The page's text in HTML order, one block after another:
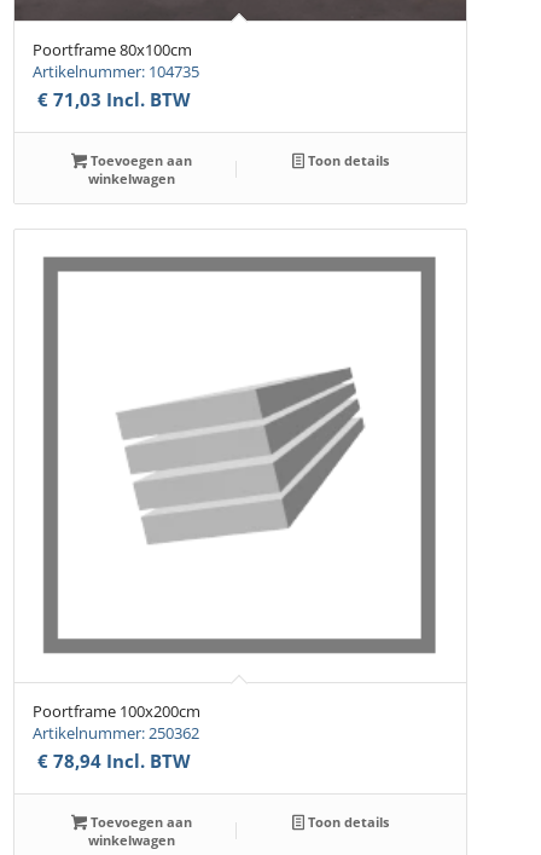
Poortframe 80x100cm
Artikelnummer: 104735
€ 71,03 Incl. BTW
Toevoegen aan
winkelwagen
Toon details
Poortframe 100x200cm
Artikelnummer: 250362
€ 78,94 Incl. BTW
Toevoegen aan
winkelwagen
Toon details